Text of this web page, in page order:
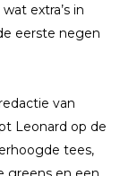
extra’s in
eerste negen
van
Leonard op de
tees,